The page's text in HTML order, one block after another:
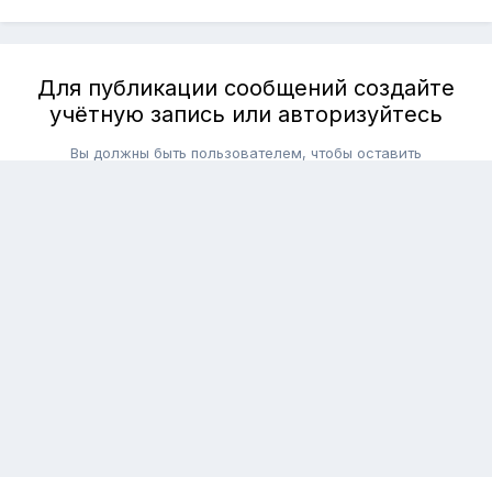
Для публикации сообщений создайте
учётную запись или авторизуйтесь
Вы должны быть пользователем, чтобы оставить